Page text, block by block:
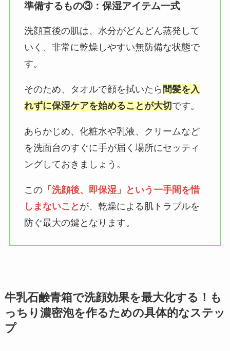
準備するもの③：保湿アイテム一式
洗顔直後の肌は、水分がどんどん蒸発して
いく、非常に乾燥しやすい無防備な状態で
す。
そのため、タオルで顔を拭いたら 間髪を入
れずに保湿ケアを始めることが大切 です。
あらかじめ、化粧水や乳液、クリームなど
を洗面台のすぐに手が届く場所にセッティ
ングしておきましょう。
この「洗顔後、即保湿」という一手間を惜
しまないこと が、乾燥による肌トラブルを
防ぐ最大の鍵となります。
牛乳石鹸青箱で洗顔効果を最大化する！も
っちり濃密泡を作るための具体的なステッ
プ